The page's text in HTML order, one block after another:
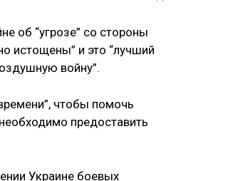
об “угрозе” со стороны
истощены” и это “лучший
войну”.
чтобы помочь
предоставить
Украине боевых